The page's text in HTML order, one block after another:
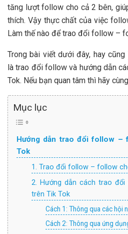
tăng lượt follow cho cả 2 bên,
thích. Vậy thực chất của việc
Làm thế nào để trao đổi follow –
Trong bài viết dưới đây, hay cũng
là trao đổi follow và hướng dẫn
Tok. Nếu bạn quan tâm thì hãy
Mục lục
Hướng dẫn trao đổi follow –
Tok
1. Trao đổi follow – follow
2. Hướng dẫn cách trao
trên Tik Tok
Cách 1: Thông qua các hội
Cách 2: Thông qua ứng